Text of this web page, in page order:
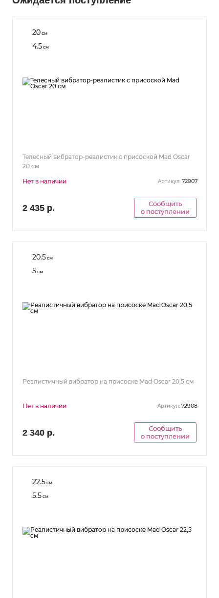
20см
4.5см
Телесный вибратор-реалистик с присоской Mad Oscar
20 см
Нет в наличии Артикул: 72907
2 435 р.
Сообщить
о поступлении
20.5см
5см
Реалистичный вибратор на присоске Mad Oscar 20,5 см
Нет в наличии Артикул: 72908
2 340 р.
Сообщить
о поступлении
22.5см
5.5см